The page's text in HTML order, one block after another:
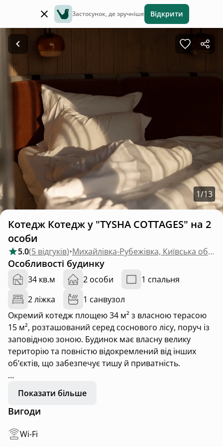
Застосунок, де зручніше Відкрити
1/13
Котедж Котедж у "TYSHA COTTAGES" на 2
особи
5.0(5 відгуків)• Михайлівка-Рубежівка, Київська область
Особливості будинку
34 кв.м 2 особи
1 спальня
2 ліжка
1 санвузол
Окремий котедж площею 34 м² з власною терасою
15 м², розташований серед соснового лісу, поруч із
заповідною зоною. Будинок має власну велику
територію та повністю відокремлений від інших
об’єктів, що забезпечує тишу й приватність.
Інтер’єр виконаний у спокійному, мінімалістичному
стилі з використанням якісних матеріалів і м’яких
природних відтінків. Простір продуманий так, щоб
спальня з великим ліжком, затишна зона
Показати більше
Вигоди
Wi-Fi